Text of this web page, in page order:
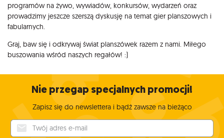
programów na żywo, wywiadów, konkursów, wydarzeń oraz
prowadzimy jeszcze szerszą dyskusję na temat gier planszowych i
fabularnych.
Graj, baw się i odkrywaj świat planszówek razem z nami. Miłego
buszowania wśród naszych regałów! :)
Nie przegap specjalnych promocji!
Zapisz się do newslettera i bądź zawsze na bieżąco